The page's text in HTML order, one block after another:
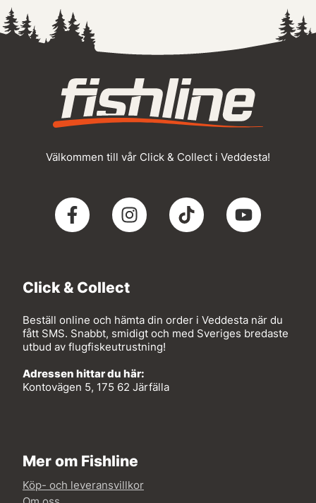
Välkommen till vår Click & Collect i Veddesta!
Click & Collect
Beställ online och hämta din order i Veddesta när du
fått SMS. Snabbt, smidigt och med Sveriges bredaste
utbud av flugfiskeutrustning!
Adressen hittar du här:
Kontovägen 5, 175 62 Järfälla
Mer om Fishline
Köp- och leveransvillkor